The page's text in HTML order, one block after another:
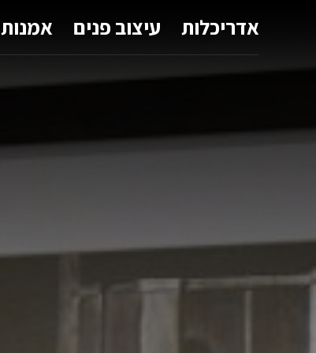
אדריכלות עיצוב פנים אמנות